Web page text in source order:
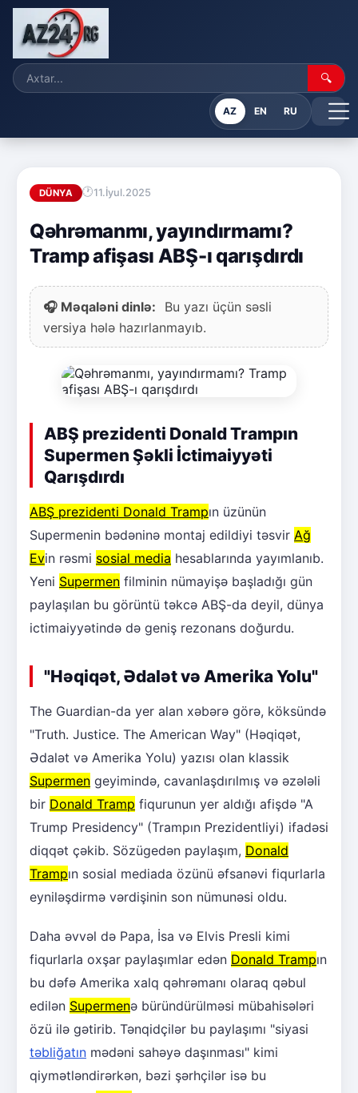
🔍
AZ EN RU
DÜNYA 11.İyul.2025
Qəhrəmanmı, yayındırmamı?
Tramp afişası ABŞ-ı qarışdırdı
🎧 Məqaləni dinlə:
Bu yazı üçün səsli
versiya hələ hazırlanmayıb.
ABŞ prezidenti Donald Trampın
Supermen Şəkli İctimaiyyəti
Qarışdırdı
ABŞ prezidenti Donald Trampın üzünün
Supermenin bədəninə montaj edildiyi təsvir Ağ
Evin rəsmi sosial media hesablarında yayımlanıb.
Yeni Supermen filminin nümayişə başladığı gün
paylaşılan bu görüntü təkcə ABŞ-da deyil, dünya
ictimaiyyətində də geniş rezonans doğurdu.
"Həqiqət, Ədalət və Amerika Yolu"
The Guardian-da yer alan xəbərə görə, köksündə
"Truth. Justice. The American Way" (Həqiqət,
Ədalət və Amerika Yolu) yazısı olan klassik
Supermen geyimində, cavanlaşdırılmış və əzələli
bir Donald Tramp fiqurunun yer aldığı afişdə "A
Trump Presidency" (Trampın Prezidentliyi) ifadəsi
diqqət çəkib. Sözügedən paylaşım, Donald
Trampın sosial mediada özünü əfsanəvi fiqurlarla
eyniləşdirmə vərdişinin son nümunəsi oldu.
Daha əvvəl də Papa, İsa və Elvis Presli kimi
fiqurlarla oxşar paylaşımlar edən Donald Trampın
bu dəfə Amerika xalq qəhrəmanı olaraq qəbul
edilən Supermenə büründürülməsi mübahisələri
özü ilə gətirib. Tənqidçilər bu paylaşımı "siyasi
təbliğatın mədəni sahəyə daşınması" kimi
qiymətləndirərkən, bəzi şərhçilər isə bu